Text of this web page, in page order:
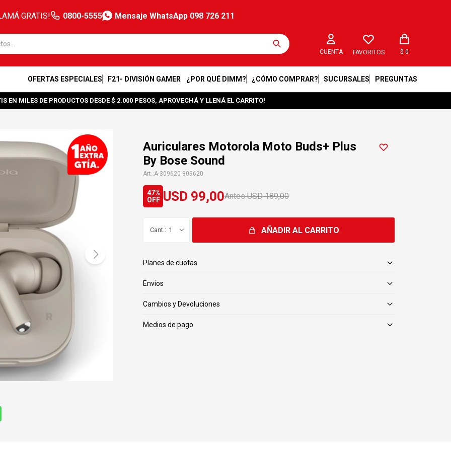
GRATIS! 0800-5555 Mensaje WhatsApp 098 726 211
OFERTAS ESPECIALES F21- DIVISIÓN GAMER ¿POR QUÉ DIMM? ¿CÓMO COMPRAR? SUCURSALES PREGUNTAS
FAVORITOS $ 0
EN MILES DE PRODUCTOS DESDE $ 2.000 PESOS, APROVECHÁ Y LLENÁ EL CARRITO!
Auriculares Motorola Moto Buds+ Plus
By Bose Sound
A-309620-309620
USD 99,00 USD 189,00
47
1 AÑADIR AL CARRITO
Planes de cuotas
Envíos
Cambios y Devoluciones
Medios de pago